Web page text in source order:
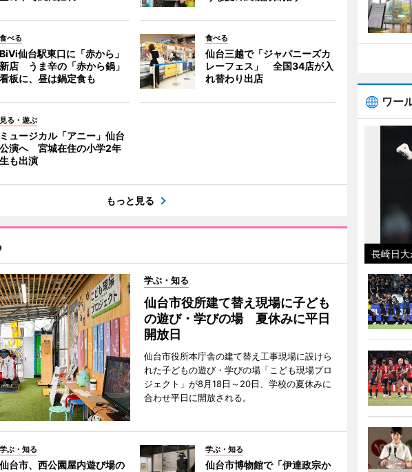
食べる
BiVi仙台駅東口に「赤から」
新店 うま辛の「赤から鍋」
看板に、昼は鍋定食も
食べる
仙台三越で「ジャパニーズカ
レーフェス」 全国34店が入
れ替わり出店
見る・遊ぶ
ミュージカル「アニー」仙台
公演へ 宮城在住の小学2年
生も出演
もっと見る
学ぶ・知る
仙台市役所建て替え現場に子ども
の遊び・学びの場 夏休みに平日
開放日
仙台市役所本庁舎の建て替え工事現場に設けら
れた子どもの遊び・学びの場「こども現場プロ
ジェクト」が8月18日～20日、学校の夏休みに
合わせ平日に開放される。
学ぶ・知る
仙台市、西公園屋内遊び場の
学ぶ・知る
仙台市博物館で「伊達政宗か
ワー
長崎日